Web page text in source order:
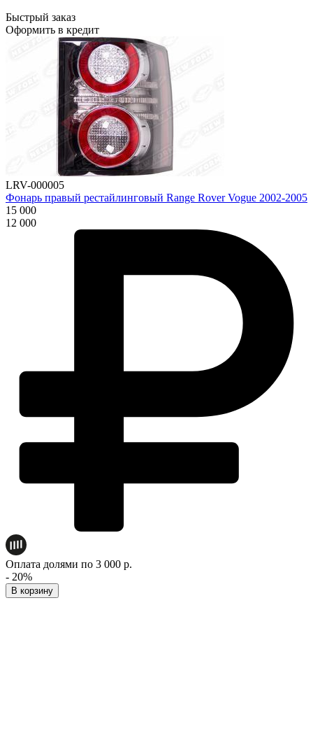
Быстрый заказ
Оформить в кредит
LRV-000005
Фонарь правый рестайлинговый Range Rover Vogue 2002-2005
15 000
12 000
Оплата долями по 3 000 р.
- 20%
В корзину